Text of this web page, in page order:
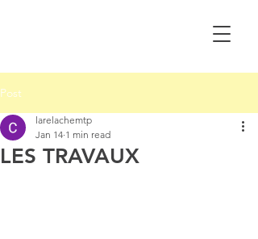
Post
LES TRAVAUX
larelachemtp
Jan 14 1 min read